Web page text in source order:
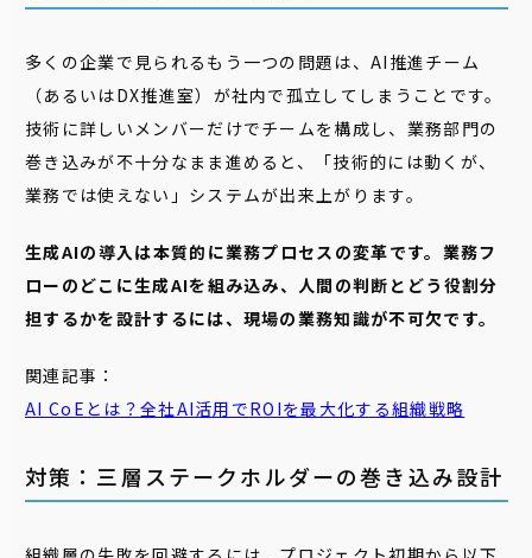
多くの企業で見られるもう一つの問題は、AI推進チーム
（あるいはDX推進室）が社内で孤立してしまうことです。
技術に詳しいメンバーだけでチームを構成し、業務部門の
巻き込みが不十分なまま進めると、「技術的には動くが、
業務では使えない」システムが出来上がります。
生成AIの導入は本質的に業務プロセスの変革です。業務フ
ローのどこに生成AIを組み込み、人間の判断とどう役割分
担するかを設計するには、現場の業務知識が不可欠です。
関連記事：
AI CoEとは？全社AI活用でROIを最大化する組織戦略
対策：三層ステークホルダーの巻き込み設計